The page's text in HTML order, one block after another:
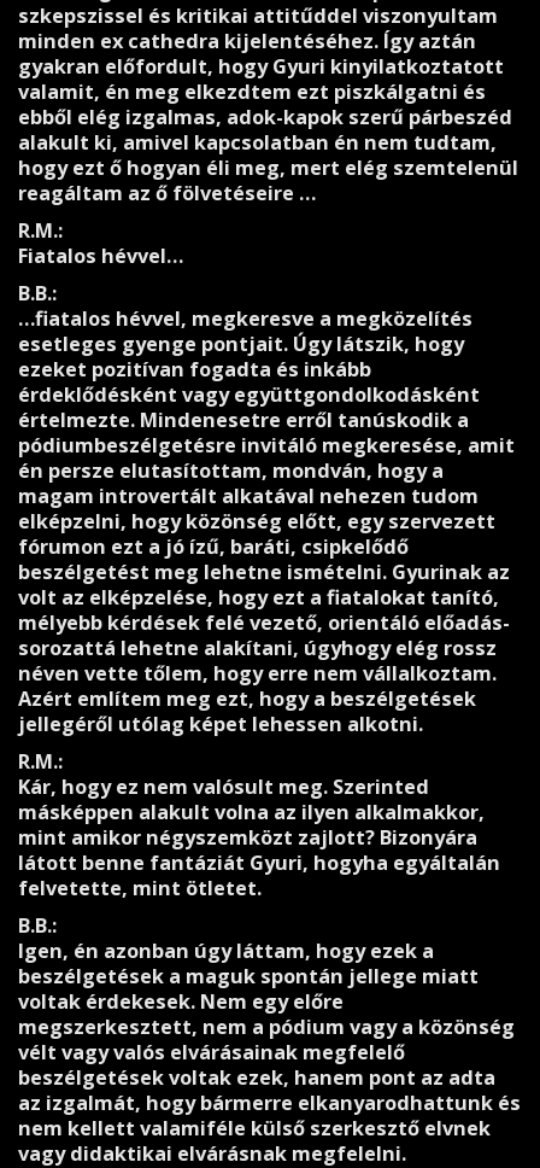
szkepszissel és kritikai attitűddel viszonyultam
minden ex cathedra kijelentéséhez. Így aztán
gyakran előfordult, hogy Gyuri kinyilatkoztatott
valamit, én meg elkezdtem ezt piszkálgatni és
ebből elég izgalmas, adok-kapok szerű párbeszéd
alakult ki, amivel kapcsolatban én nem tudtam,
hogy ezt ő hogyan éli meg, mert elég szemtelenül
reagáltam az ő fölvetéseire …
R.M.:
Fiatalos hévvel…
B.B.:
…fiatalos hévvel, megkeresve a megközelítés
esetleges gyenge pontjait. Úgy látszik, hogy
ezeket pozitívan fogadta és inkább
érdeklődésként vagy együttgondolkodásként
értelmezte. Mindenesetre erről tanúskodik a
pódiumbeszélgetésre invitáló megkeresése, amit
én persze elutasítottam, mondván, hogy a
magam introvertált alkatával nehezen tudom
elképzelni, hogy közönség előtt, egy szervezett
fórumon ezt a jó ízű, baráti, csipkelődő
beszélgetést meg lehetne ismételni. Gyurinak az
volt az elképzelése, hogy ezt a fiatalokat tanító,
mélyebb kérdések felé vezető, orientáló előadás-
sorozattá lehetne alakítani, úgyhogy elég rossz
néven vette tőlem, hogy erre nem vállalkoztam.
Azért említem meg ezt, hogy a beszélgetések
jellegéről utólag képet lehessen alkotni.
R.M.:
Kár, hogy ez nem valósult meg. Szerinted
másképpen alakult volna az ilyen alkalmakkor,
mint amikor négyszemközt zajlott? Bizonyára
látott benne fantáziát Gyuri, hogyha egyáltalán
felvetette, mint ötletet.
B.B.:
Igen, én azonban úgy láttam, hogy ezek a
beszélgetések a maguk spontán jellege miatt
voltak érdekesek. Nem egy előre
megszerkesztett, nem a pódium vagy a közönség
vélt vagy valós elvárásainak megfelelő
beszélgetések voltak ezek, hanem pont az adta
az izgalmát, hogy bármerre elkanyarodhattunk és
nem kellett valamiféle külső szerkesztő elvnek
vagy didaktikai elvárásnak megfelelni.